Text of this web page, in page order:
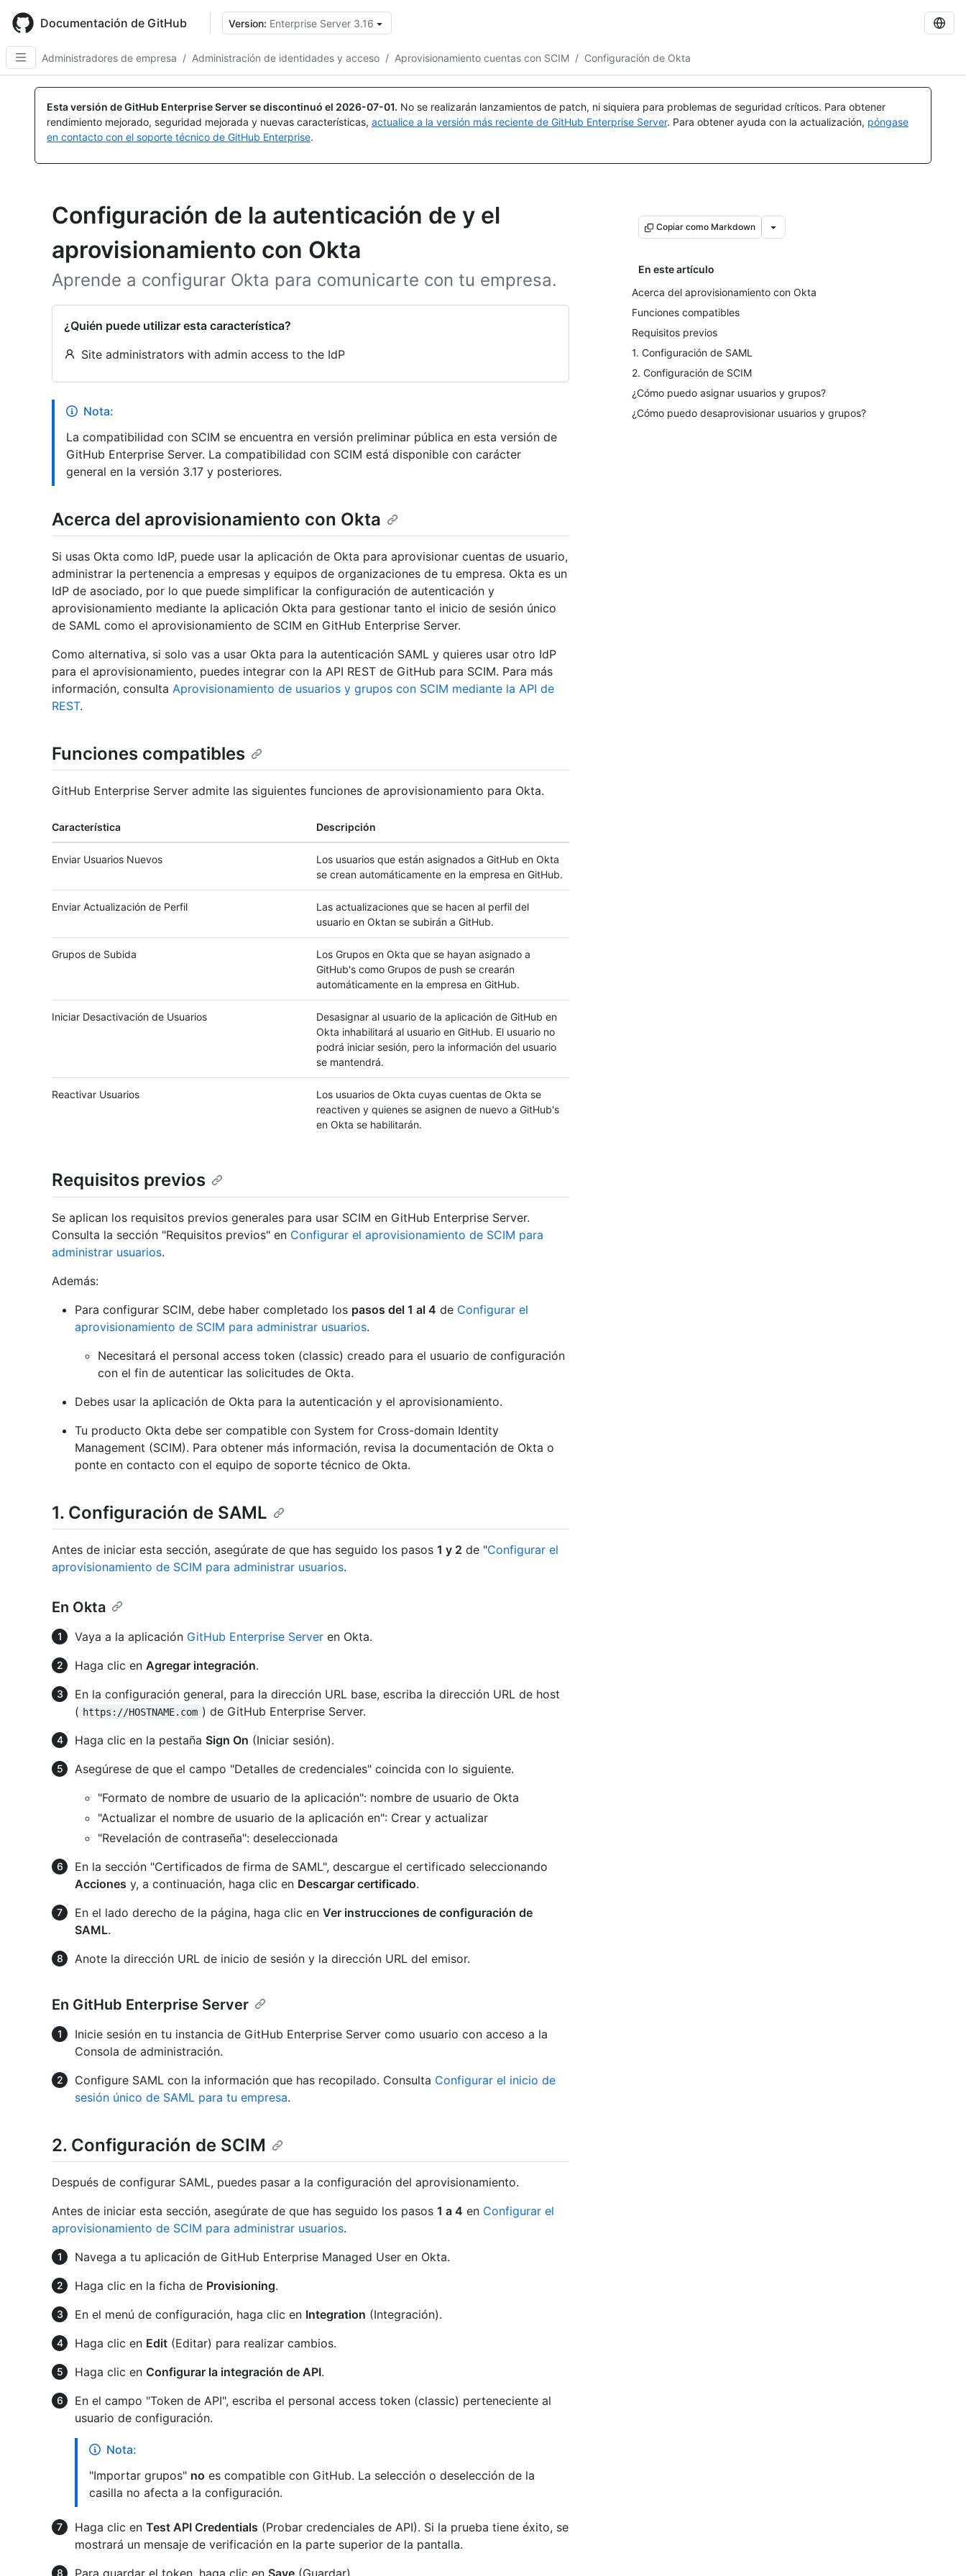
main
content
Documentación de GitHub Version: Enterprise Server 3.16
Administradores de empresa / Administración de identidades y acceso / Aprovisionamiento cuentas con SCIM / Configuración de Okta
Esta versión de GitHub Enterprise Server se discontinuó el 2026-07-01. No se realizarán lanzamientos de patch, ni siquiera para problemas de seguridad críticos. Para obtener
rendimiento mejorado, seguridad mejorada y nuevas características, actualice a la versión más reciente de GitHub Enterprise Server. Para obtener ayuda con la actualización, póngase
en contacto con el soporte técnico de GitHub Enterprise.
Configuración de la autenticación de y el
aprovisionamiento con Okta
Aprende a configurar Okta para comunicarte con tu empresa.
¿Quién puede utilizar esta característica?
Site administrators with admin access to the IdP
Copiar como Markdown
En este artículo
Acerca del aprovisionamiento con Okta
Funciones compatibles
Requisitos previos
1. Configuración de SAML
2. Configuración de SCIM
¿Cómo puedo asignar usuarios y grupos?
¿Cómo puedo desaprovisionar usuarios y grupos?
Nota:
La compatibilidad con SCIM se encuentra en versión preliminar pública en esta versión de
GitHub Enterprise Server. La compatibilidad con SCIM está disponible con carácter
general en la versión 3.17 y posteriores.
Acerca del aprovisionamiento con Okta
Si usas Okta como IdP, puede usar la aplicación de Okta para aprovisionar cuentas de usuario,
administrar la pertenencia a empresas y equipos de organizaciones de tu empresa. Okta es un
IdP de asociado, por lo que puede simplificar la configuración de autenticación y
aprovisionamiento mediante la aplicación Okta para gestionar tanto el inicio de sesión único
de SAML como el aprovisionamiento de SCIM en GitHub Enterprise Server.
Como alternativa, si solo vas a usar Okta para la autenticación SAML y quieres usar otro IdP
para el aprovisionamiento, puedes integrar con la API REST de GitHub para SCIM. Para más
información, consulta Aprovisionamiento de usuarios y grupos con SCIM mediante la API de
REST.
Funciones compatibles
GitHub Enterprise Server admite las siguientes funciones de aprovisionamiento para Okta.
Característica Descripción
Enviar Usuarios Nuevos
Los usuarios que están asignados a GitHub en Okta
se crean automáticamente en la empresa en GitHub.
Enviar Actualización de Perfil
Las actualizaciones que se hacen al perfil del
usuario en Oktan se subirán a GitHub.
Grupos de Subida
Los Grupos en Okta que se hayan asignado a
GitHub's como Grupos de push se crearán
automáticamente en la empresa en GitHub.
Iniciar Desactivación de Usuarios
Desasignar al usuario de la aplicación de GitHub en
Okta inhabilitará al usuario en GitHub. El usuario no
podrá iniciar sesión, pero la información del usuario
se mantendrá.
Reactivar Usuarios
Los usuarios de Okta cuyas cuentas de Okta se
reactiven y quienes se asignen de nuevo a GitHub's
en Okta se habilitarán.
Requisitos previos
Se aplican los requisitos previos generales para usar SCIM en GitHub Enterprise Server.
Consulta la sección "Requisitos previos" en Configurar el aprovisionamiento de SCIM para
administrar usuarios.
Además:
Para configurar SCIM, debe haber completado los pasos del 1 al 4 de Configurar el
aprovisionamiento de SCIM para administrar usuarios.
Necesitará el personal access token (classic) creado para el usuario de configuración
con el fin de autenticar las solicitudes de Okta.
Debes usar la aplicación de Okta para la autenticación y el aprovisionamiento.
Tu producto Okta debe ser compatible con System for Cross-domain Identity
Management (SCIM). Para obtener más información, revisa la documentación de Okta o
ponte en contacto con el equipo de soporte técnico de Okta.
1. Configuración de SAML
Antes de iniciar esta sección, asegúrate de que has seguido los pasos 1 y 2 de "Configurar el
aprovisionamiento de SCIM para administrar usuarios.
En Okta
Vaya a la aplicación GitHub Enterprise Server en Okta.
Haga clic en Agregar integración.
En la configuración general, para la dirección URL base, escriba la dirección URL de host
( https://HOSTNAME.com ) de GitHub Enterprise Server.
Haga clic en la pestaña Sign On (Iniciar sesión).
Asegúrese de que el campo "Detalles de credenciales" coincida con lo siguiente.
"Formato de nombre de usuario de la aplicación": nombre de usuario de Okta
"Actualizar el nombre de usuario de la aplicación en": Crear y actualizar
"Revelación de contraseña": deseleccionada
En la sección "Certificados de firma de SAML", descargue el certificado seleccionando
Acciones y, a continuación, haga clic en Descargar certificado.
En el lado derecho de la página, haga clic en Ver instrucciones de configuración de
SAML.
Anote la dirección URL de inicio de sesión y la dirección URL del emisor.
En GitHub Enterprise Server
Inicie sesión en tu instancia de GitHub Enterprise Server como usuario con acceso a la
Consola de administración.
Configure SAML con la información que has recopilado. Consulta Configurar el inicio de
sesión único de SAML para tu empresa.
2. Configuración de SCIM
Después de configurar SAML, puedes pasar a la configuración del aprovisionamiento.
Antes de iniciar esta sección, asegúrate de que has seguido los pasos 1 a 4 en Configurar el
aprovisionamiento de SCIM para administrar usuarios.
Navega a tu aplicación de GitHub Enterprise Managed User en Okta.
Haga clic en la ficha de Provisioning.
En el menú de configuración, haga clic en Integration (Integración).
Haga clic en Edit (Editar) para realizar cambios.
Haga clic en Configurar la integración de API.
En el campo "Token de API", escriba el personal access token (classic) perteneciente al
usuario de configuración.
Nota:
"Importar grupos" no es compatible con GitHub. La selección o deselección de la
casilla no afecta a la configuración.
Haga clic en Test API Credentials (Probar credenciales de API). Si la prueba tiene éxito, se
mostrará un mensaje de verificación en la parte superior de la pantalla.
Para guardar el token, haga clic en Save (Guardar).